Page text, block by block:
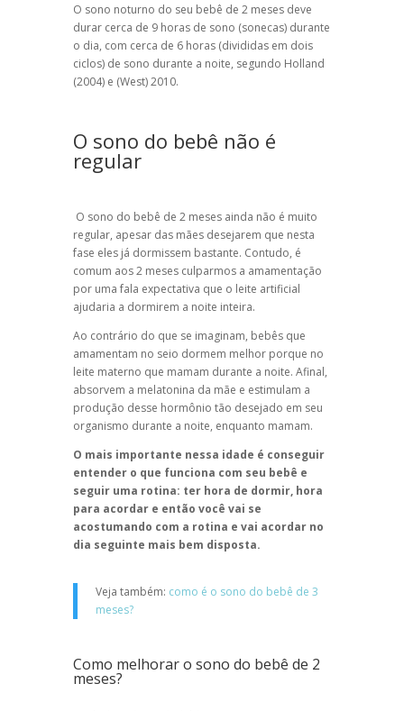
O sono noturno do seu bebê de 2 meses deve
durar cerca de 9 horas de sono (sonecas) durante
o dia, com cerca de 6 horas (divididas em dois
ciclos) de sono durante a noite, segundo Holland
(2004) e (West) 2010.
O sono do bebê não é
regular
O sono do bebê de 2 meses ainda não é muito
regular, apesar das mães desejarem que nesta
fase eles já dormissem bastante. Contudo, é
comum aos 2 meses culparmos a amamentação
por uma fala expectativa que o leite artificial
ajudaria a dormirem a noite inteira.
Ao contrário do que se imaginam, bebês que
amamentam no seio dormem melhor porque no
leite materno que mamam durante a noite. Afinal,
absorvem a melatonina da mãe e estimulam a
produção desse hormônio tão desejado em seu
organismo durante a noite, enquanto mamam.
O mais importante nessa idade é conseguir
entender o que funciona com seu bebê e
seguir uma rotina: ter hora de dormir, hora
para acordar e então você vai se
acostumando com a rotina e vai acordar no
dia seguinte mais bem disposta.
Veja também: como é o sono do bebê de 3
meses?
Como melhorar o sono do bebê de 2
meses?